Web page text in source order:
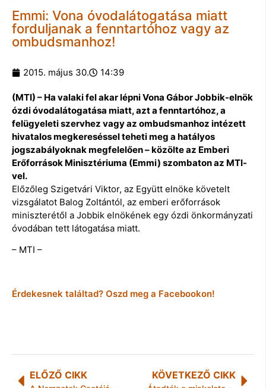
Emmi: Vona óvodalátogatása miatt
forduljanak a fenntartóhoz vagy az
ombudsmanhoz!
2015. május 30. 14:39
(MTI) – Ha valaki fel akar lépni Vona Gábor Jobbik-elnök
ózdi óvodalátogatása miatt, azt a fenntartóhoz, a
felügyeleti szervhez vagy az ombudsmanhoz intézett
hivatalos megkereséssel teheti meg a hatályos
jogszabályoknak megfelelően – közölte az Emberi
Erőforrások Minisztériuma (Emmi) szombaton az MTI-
vel.
Előzőleg Szigetvári Viktor, az Együtt elnöke követelt
vizsgálatot Balog Zoltántól, az emberi erőforrások
miniszterétől a Jobbik elnökének egy ózdi önkormányzati
óvodában tett látogatása miatt.
– MTI –
Érdekesnek találtad? Oszd meg a Facebookon!
ELŐZŐ CIKK KÖVETKEZŐ CIKK